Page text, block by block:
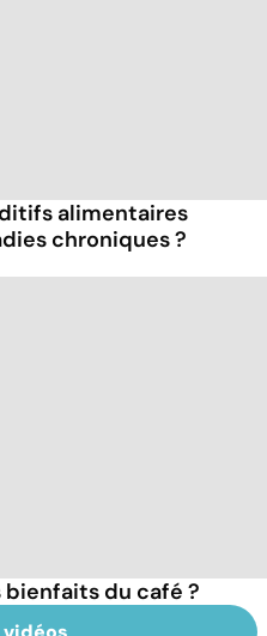
alimentaires
chroniques ?
du café ?